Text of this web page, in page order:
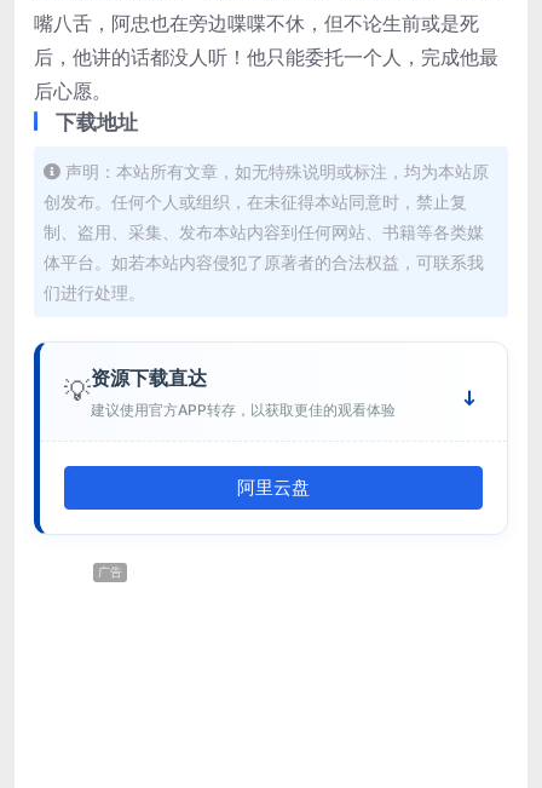
嘴八舌，阿忠也在旁边喋喋不休，但不论生前或是死
后，他讲的话都没人听！他只能委托一个人，完成他最
后心愿。
下载地址
声明：本站所有文章，如无特殊说明或标注，均为本站原
创发布。任何个人或组织，在未征得本站同意时，禁止复
制、盗用、采集、发布本站内容到任何网站、书籍等各类媒
体平台。如若本站内容侵犯了原著者的合法权益，可联系我
们进行处理。
💡资源下载直达
建议使用官方APP转存，以获取更佳的观看体验
阿里云盘
广告